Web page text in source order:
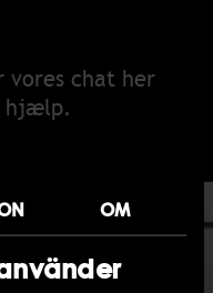
OM
vores chat her
hjælp.